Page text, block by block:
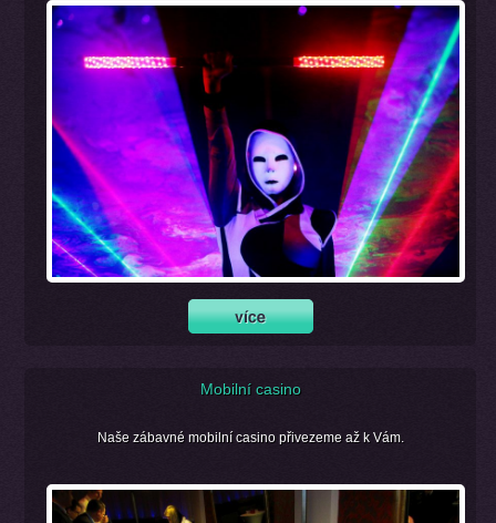
Mobilní casino
Naše zábavné mobilní casino přivezeme až k Vám.